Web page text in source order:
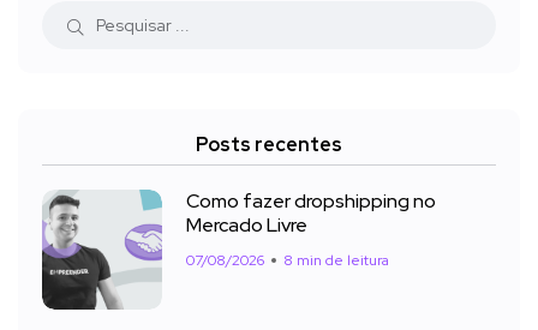
Posts recentes
Como fazer dropshipping no
Mercado Livre
07/08/2026 8 min de leitura